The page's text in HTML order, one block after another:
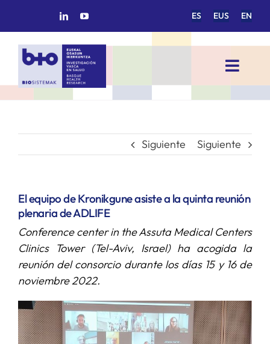
ES EUS EN
Toggle
INICIO
GRUPOS DE INVESTIGACIÓN
PROYECTOS/COLABORACIONES
SERVICIOS
APOYO I+D+I
Siguiente Siguiente
El equipo de Kronikgune asiste a la quinta reunión
plenaria de ADLIFE
Conference center in the Assuta Medical Centers
Clinics Tower (Tel-Aviv, Israel) ha acogida la
reunión del consorcio durante los días 15 y 16 de
noviembre 2022.